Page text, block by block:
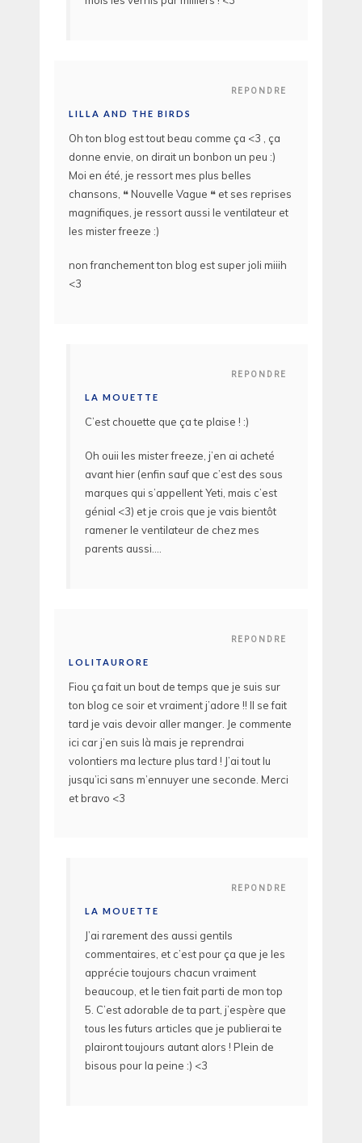
REPONDRE
LILLA AND THE BIRDS
Oh ton blog est tout beau comme ça <3 , ça
donne envie, on dirait un bonbon un peu :)
Moi en été, je ressort mes plus belles
chansons, ❝ Nouvelle Vague ❝ et ses reprises
magnifiques, je ressort aussi le ventilateur et
les mister freeze :)
non franchement ton blog est super joli miiih
<3
REPONDRE
LA MOUETTE
C’est chouette que ça te plaise ! :)
Oh ouii les mister freeze, j’en ai acheté
avant hier (enfin sauf que c’est des sous
marques qui s’appellent Yeti, mais c’est
génial <3) et je crois que je vais bientôt
ramener le ventilateur de chez mes
parents aussi….
REPONDRE
LOLITAURORE
Fiou ça fait un bout de temps que je suis sur
ton blog ce soir et vraiment j’adore !! Il se fait
tard je vais devoir aller manger. Je commente
ici car j’en suis là mais je reprendrai
volontiers ma lecture plus tard ! J’ai tout lu
jusqu’ici sans m’ennuyer une seconde. Merci
et bravo <3
REPONDRE
LA MOUETTE
J’ai rarement des aussi gentils
commentaires, et c’est pour ça que je les
apprécie toujours chacun vraiment
beaucoup, et le tien fait parti de mon top
5. C’est adorable de ta part, j’espère que
tous les futurs articles que je publierai te
plairont toujours autant alors ! Plein de
bisous pour la peine :) <3